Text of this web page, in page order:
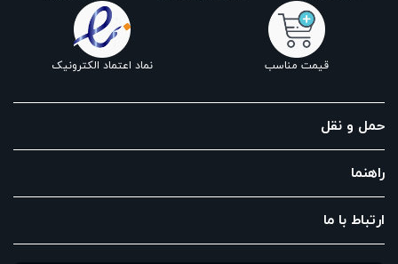
قیمت مناسب نماد اعتماد الکترونیک
حمل و نقل
راهنما
ارتباط با ما